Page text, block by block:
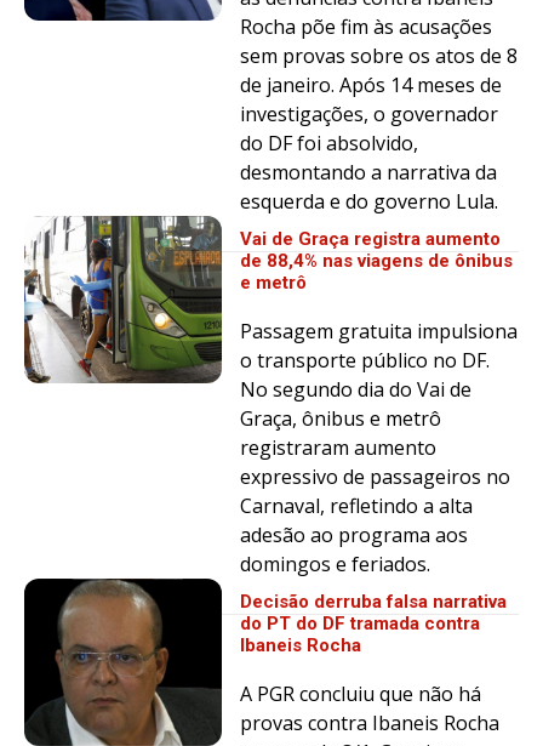
Rocha põe fim às acusações
sem provas sobre os atos de 8
de janeiro. Após 14 meses de
investigações, o governador
do DF foi absolvido,
desmontando a narrativa da
esquerda e do governo Lula.
Vai de Graça registra aumento
de 88,4% nas viagens de ônibus
e metrô
Passagem gratuita impulsiona
o transporte público no DF.
No segundo dia do Vai de
Graça, ônibus e metrô
registraram aumento
expressivo de passageiros no
Carnaval, refletindo a alta
adesão ao programa aos
domingos e feriados.
Decisão derruba falsa narrativa
do PT do DF tramada contra
Ibaneis Rocha
A PGR concluiu que não há
provas contra Ibaneis Rocha